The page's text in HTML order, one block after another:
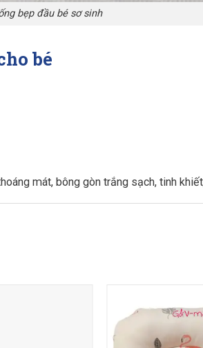
bẹp đầu bé sơ sinh
bé
mát, bông gòn trắng sạch, tinh